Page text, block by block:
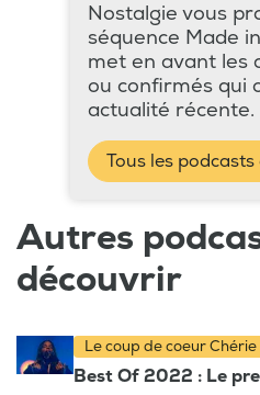
Nostalgie vous
séquence Made
met en avant les
ou confirmés qui
actualité récente.
Tous les
Autres
découvrir
Le coup de coeur Chérie
Best Of 2022 : Le